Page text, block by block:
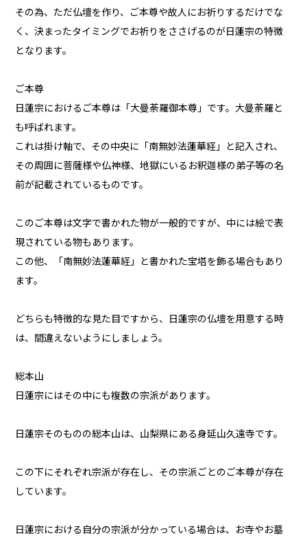
その為、ただ仏壇を作り、ご本尊や故人にお祈りするだけでな
く、決まったタイミングでお祈りをささげるのが日蓮宗の特徴
となります。
ご本尊
日蓮宗におけるご本尊は「大曼荼羅御本尊」です。大曼荼羅と
も呼ばれます。
これは掛け軸で、その中央に「南無妙法蓮華経」と記入され、
その周囲に菩薩様や仏神様、地獄にいるお釈迦様の弟子等の名
前が記載されているものです。
このご本尊は文字で書かれた物が一般的ですが、中には絵で表
現されている物もあります。
この他、「南無妙法蓮華経」と書かれた宝塔を飾る場合もあり
ます。
どちらも特徴的な見た目ですから、日蓮宗の仏壇を用意する時
は、間違えないようにしましょう。
総本山
日蓮宗にはその中にも複数の宗派があります。
日蓮宗そのものの総本山は、山梨県にある身延山久遠寺です。
この下にそれぞれ宗派が存在し、その宗派ごとのご本尊が存在
しています。
日蓮宗における自分の宗派が分かっている場合は、お寺やお墓